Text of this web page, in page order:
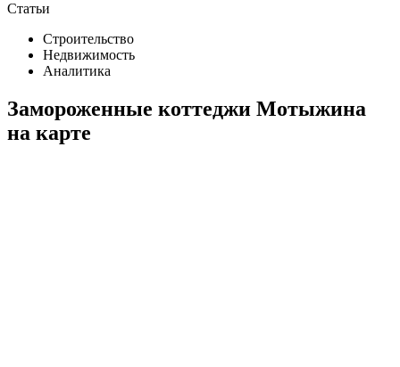
Статьи
Строительство
Недвижимость
Аналитика
Замороженные коттеджи Мотыжина
на карте